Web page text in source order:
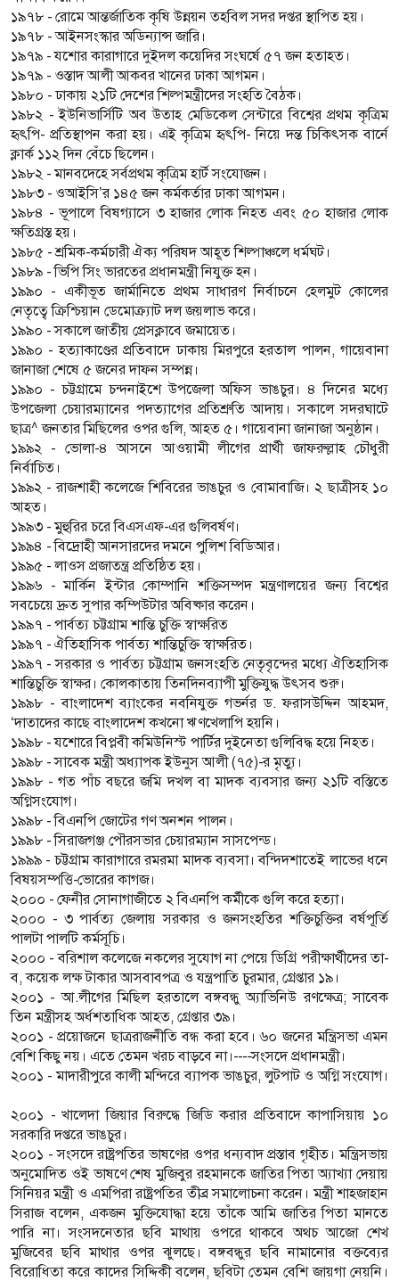
১৯৭৮ - রোমে আন্তর্জাতিক কৃষি উন্নয়ন তহবিল সদর দপ্তর স্থাপিত হয়।
১৯৭৮ - আইনসংস্কার অডিন্যান্স জারি।
১৯৭৯ - যশোর কারাগারে দুইদল কয়েদির সংঘর্ষে ৫৭ জন হতাহত।
১৯৭৯ - ওস্তাদ আলী আকবর খানের ঢাকা আগমন।
১৯৮০ - ঢাকায় ২১টি দেশের শিল্পমন্ত্রীদের সংহতি বৈঠক।
১৯৮২ - ইউনিভার্সিটি অব উতাহ মেডিকেল সেন্টারে বিশ্বের প্রথম কৃত্রিম
হৃৎপি- প্রতিস্থাপন করা হয়। এই কৃত্রিম হৃৎপি- নিয়ে দন্ত চিকিৎসক বার্নে
ক্লার্ক ১১২ দিন বেঁচে ছিলেন।
১৯৮২ - মানবদেহে সর্বপ্রথম কৃত্রিম হার্ট সংযোজন।
১৯৮৩ - ওআইসি’র ১৪৫ জন কর্মকর্তার ঢাকা আগমন।
১৯৮৪ - ভূপালে বিষগ্যাসে ৩ হাজার লোক নিহত এবং ৫০ হাজার লোক
ক্ষতিগ্রস্ত হয়।
১৯৮৫ - শ্রমিক-কর্মচারী ঐক্য পরিষদ আহূত শিল্পাঞ্চলে ধর্মঘট।
১৯৮৯ - ভিপি সিং ভারতের প্রধানমন্ত্রী নিযুক্ত হন।
১৯৯০ - একীভূত জার্মানিতে প্রথম সাধারণ নির্বাচনে হেলমুট কোলের
নেতৃত্বে ক্রিশ্চিয়ান ডেমোক্র্যাট দল জয়লাভ করে।
১৯৯০ - সকালে জাতীয় প্রেসক্লাবে জমায়েত।
১৯৯০ - হত্যাকাণ্ডের প্রতিবাদে ঢাকায় মিরপুরে হরতাল পালন, গায়েবানা
জানাজা শেষে ৫ জনের দাফন সম্পন্ন।
১৯৯০ - চট্টগ্রামে চন্দনাইশে উপজেলা অফিস ভাঙচুর। ৪ দিনের মধ্যে
উপজেলা চেয়ারম্যানের পদত্যাগের প্রতিশ্রুতি আদায়। সকালে সদরঘাটে
ছাত্র^ জনতার মিছিলের ওপর গুলি, আহত ৫। গায়েবানা জানাজা অনুষ্ঠান।
১৯৯২ - ভোলা-৪ আসনে আওয়ামী লীগের প্রার্থী জাফরুল্লাহ চৌধুরী
নির্বাচিত।
১৯৯২ - রাজশাহী কলেজে শিবিরের ভাঙচুর ও বোমাবাজি। ২ ছাত্রীসহ ১০
আহত।
১৯৯৩ - মুহুরির চরে বিএসএফ-এর গুলিবর্ষণ।
১৯৯৪ - বিদ্রোহী আনসারদের দমনে পুলিশ বিডিআর।
১৯৯৫ - লাওস প্রজাতন্ত্র প্রতিষ্ঠিত হয়।
১৯৯৬ - মার্কিন ইন্টার কোম্পানি শক্তিসম্পদ মন্ত্রণালয়ের জন্য বিশ্বের
সবচেয়ে দ্রুত সুপার কম্পিউটার অবিষ্কার করেন।
১৯৯৭ - পার্বত্য চট্টগ্রাম শান্তি চুক্তি স্বাক্ষরিত
১৯৯৭ - ঐতিহাসিক পার্বত্য শান্তিচুক্তি স্বাক্ষরিত।
১৯৯৭ - সরকার ও পার্বত্য চট্টগ্রাম জনসংহতি নেতৃবৃন্দের মধ্যে ঐতিহাসিক
শান্তিচুক্তি স্বাক্ষর। কোলকাতায় তিনদিনব্যাপী মুক্তিযুদ্ধ উৎসব শুরু।
১৯৯৮ - বাংলাদেশ ব্যাংকের নবনিযুক্ত গভর্নর ড. ফরাসউদ্দিন আহমদ,
‘দাতাদের কাছে বাংলাদেশ কখনো ঋণখেলাপি হয়নি।
১৯৯৮ - যশোরে বিপ্লবী কমিউনিস্ট পার্টির দুইনেতা গুলিবিদ্ধ হয়ে নিহত।
১৯৯৮ - সাবেক মন্ত্রী অধ্যাপক ইউনুস আলী (৭৫)-র মৃত্যু।
১৯৯৮ - গত পাঁচ বছরে জমি দখল বা মাদক ব্যবসার জন্য ২১টি বস্তিতে
অগ্নিসংযোগ।
১৯৯৮ - বিএনপি জোটের গণ অনশন পালন।
১৯৯৮ - সিরাজগঞ্জ পৌরসভার চেয়ারম্যান সাসপেন্ড।
১৯৯৯ - চট্টগ্রাম কারাগারে রমরমা মাদক ব্যবসা। বন্দিদশাতেই লাভের ধনে
বিষয়সম্পত্তি-ভোরের কাগজ।
২০০০ - ফেনীর সোনাগাজীতে ২ বিএনপি কর্মীকে গুলি করে হত্যা।
২০০০ - ৩ পার্বত্য জেলায় সরকার ও জনসংহতির শক্তিচুক্তির বর্ষপূর্তি
পালটা পালটি কর্মসূচি।
২০০০ - বরিশাল কলেজে নকলের সুযোগ না পেয়ে ডিগ্রি পরীক্ষার্থীদের তা-
ব, কয়েক লক্ষ টাকার আসবাবপত্র ও যন্ত্রপাতি চুরমার, গ্রেপ্তার ১৯।
২০০১ - আ.লীগের মিছিল হরতালে বঙ্গবন্ধু অ্যাভিনিউ রণক্ষেত্র; সাবেক
তিন মন্ত্রীসহ অর্ধশতাধিক আহত, গ্রেপ্তার ৩৯।
২০০১ - প্রয়োজনে ছাত্ররাজনীতি বন্ধ করা হবে। ৬০ জনের মন্ত্রিসভা এমন
বেশি কিছু নয়। এতে তেমন খরচ বাড়বে না।----সংসদে প্রধানমন্ত্রী।
২০০১ - মাদারীপুরে কালী মন্দিরে ব্যাপক ভাঙচুর, লুটপাট ও অগ্নি সংযোগ।
২০০১ - খালেদা জিয়ার বিরুদ্ধে জিডি করার প্রতিবাদে কাপাসিয়ায় ১০
সরকারি দপ্তরে ভাঙচুর।
২০০১ - সংসদে রাষ্ট্রপতির ভাষণের ওপর ধন্যবাদ প্রস্তাব গৃহীত। মন্ত্রিসভায়
অনুমোদিত ওই ভাষণে শেষ মুজিবুর রহমানকে জাতির পিতা অ্যাখ্যা দেয়ায়
সিনিয়র মন্ত্রী ও এমপিরা রাষ্ট্রপতির তীব্র সমালোচনা করেন। মন্ত্রী শাহজাহান
সিরাজ বলেন, একজন মুক্তিযোদ্ধা হয়ে তাঁকে আমি জাতির পিতা মানতে
পারি না। সংসদনেতার ছবি মাথায় ওপরে থাকবে অথচ আজো শেখ
মুজিবের ছবি মাথার ওপর ঝুলছে। বঙ্গবন্ধুর ছবি নামানোর বক্তব্যের
বিরোধিতা করে কাদের সিদ্দিকী বলেন, ছবিটা তেমন বেশি জায়গা নেয়নি।